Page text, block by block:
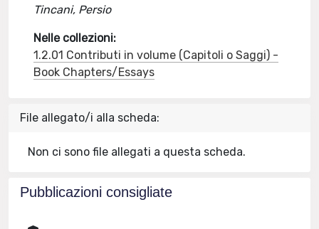
Tincani, Persio
Nelle collezioni:
1.2.01 Contributi in volume (Capitoli o Saggi) -
Book Chapters/Essays
File allegato/i alla scheda:
Non ci sono file allegati a questa scheda.
Pubblicazioni consigliate